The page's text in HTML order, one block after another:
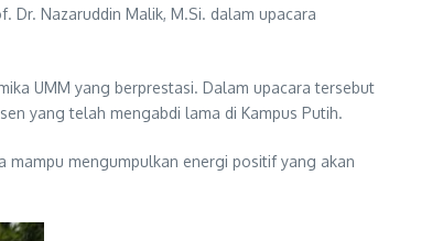
Dr. Nazaruddin Malik, M.Si. dalam upacara
UMM yang berprestasi. Dalam upacara tersebut
yang telah mengabdi lama di Kampus Putih.
mampu mengumpulkan energi positif yang akan